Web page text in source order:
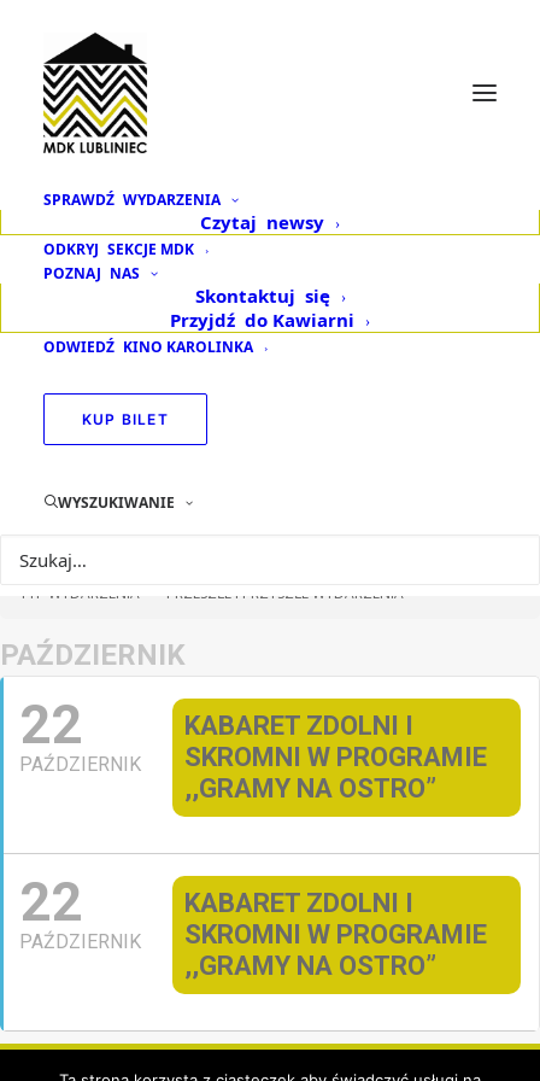
SPRAWDŹ WYDARZENIA
Czytaj newsy
ODKRYJ SEKCJE MDK
POZNAJ NAS
Skontaktuj się
Przyjdź do Kawiarni
ODWIEDŹ KINO KAROLINKA
KUP BILET
WYSZUKIWANIE
Typ wydarzenia: Kabaret
TYP WYDARZENIA
TYP WYDARZENIA PRZESZŁE I PRZYSZŁE WYDARZENIA
PAŹDZIERNIK
22
PAŹDZIERNIK
KABARET ZDOLNI I
SKROMNI W PROGRAMIE
,,GRAMY NA OSTRO”
22
PAŹDZIERNIK
KABARET ZDOLNI I
SKROMNI W PROGRAMIE
,,GRAMY NA OSTRO”